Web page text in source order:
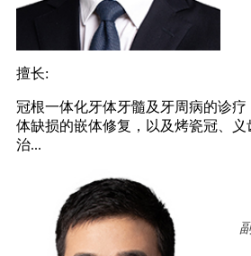
擅长:
冠根一体化牙体牙髓及牙周病的诊
体缺损的嵌体修复，以及烤瓷冠、
治...